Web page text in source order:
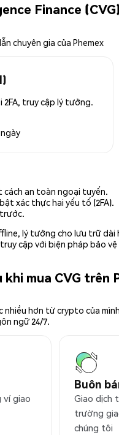
Finance
chuyên gia của Phemex
truy cập lý tưởng.
cách an toàn ngoại tuyến.
xác thực hai yếu tố (2FA).
lý tưởng cho lưu trữ
cập với biện pháp bảo
mua CVG trên
nhiều hơn từ crypto của
ngữ 24/7.
ví giao
Buôn
Giao dịch
trường
chúng tôi